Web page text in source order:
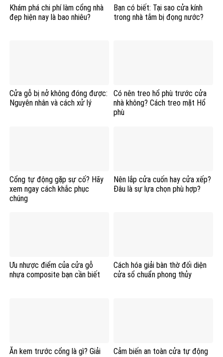
Khám phá chi phí làm cổng nhà
đẹp hiện nay là bao nhiêu?
Bạn có biết: Tại sao cửa kính
trong nhà tắm bị đọng nước?
Cửa gỗ bị nở không đóng được:
Nguyên nhân và cách xử lý
Có nên treo hổ phù trước cửa
nhà không? Cách treo mặt Hổ
phù
Cổng tự động gặp sự cố? Hãy
xem ngay cách khắc phục
chúng
Nên lắp cửa cuốn hay cửa xếp?
Đâu là sự lựa chọn phù hợp?
Ưu nhược điểm của cửa gỗ
nhựa composite bạn cần biết
Cách hóa giải bàn thờ đối diện
cửa sổ chuẩn phong thủy
Ăn kem trước cổng là gì? Giải
Cảm biến an toàn cửa tự động